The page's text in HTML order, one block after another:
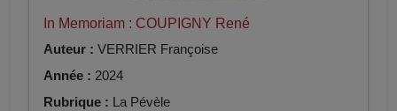
In Memoriam : COUPIGNY René
Auteur : VERRIER Françoise
Année : 2024
Rubrique : La Pévèle